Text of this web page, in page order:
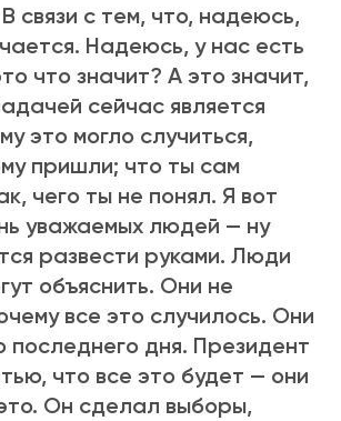
связи с тем, что, надеюсь,
Надеюсь, у нас есть
что значит? А это значит,
сейчас является
это могло случиться,
пришли; что ты сам
чего ты не понял. Я вот
уважаемых людей — ну
развести руками. Люди
объяснить. Они не
все это случилось. Они
последнего дня. Президент
что все это будет — они
Он сделал выборы,